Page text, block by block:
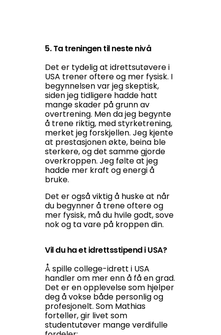
5. Ta treningen til neste nivå
Det er tydelig at idrettsutøvere i
USA trener oftere og mer fysisk. I
begynnelsen var jeg skeptisk,
siden jeg tidligere hadde hatt
mange skader på grunn av
overtrening. Men da jeg begynte
å trene riktig, med styrketrening,
merket jeg forskjellen. Jeg kjente
at prestasjonen økte, beina ble
sterkere, og det samme gjorde
overkroppen. Jeg følte at jeg
hadde mer kraft og energi å
bruke.
Det er også viktig å huske at når
du begynner å trene oftere og
mer fysisk, må du hvile godt, sove
nok og ta vare på kroppen din.
Vil du ha et idrettsstipend i USA?
Å spille college-idrett i USA
handler om mer enn å få en grad.
Det er en opplevelse som hjelper
deg å vokse både personlig og
profesjonelt. Som Mathias
forteller, gir livet som
studentutøver mange verdifulle